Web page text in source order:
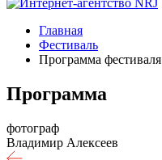
Главная
Фестиваль
Программа фестиваля
Программа
фотограф
Владимир Алекcеев